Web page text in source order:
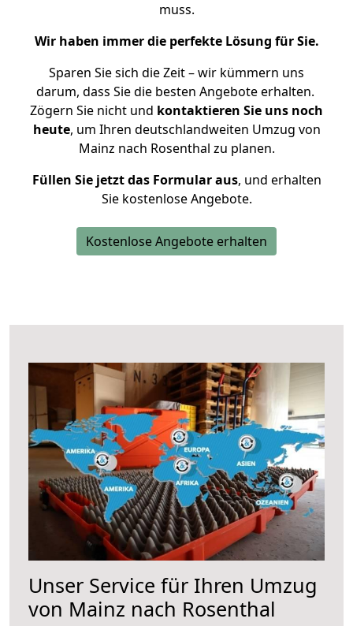
muss.
Wir haben immer die perfekte Lösung für Sie.
Sparen Sie sich die Zeit – wir kümmern uns
darum, dass Sie die besten Angebote erhalten.
Zögern Sie nicht und kontaktieren Sie uns noch
heute, um Ihren deutschlandweiten Umzug von
Mainz nach Rosenthal zu planen.
Füllen Sie jetzt das Formular aus, und erhalten
Sie kostenlose Angebote.
Kostenlose Angebote erhalten
Unser Service für Ihren Umzug
von Mainz nach Rosenthal